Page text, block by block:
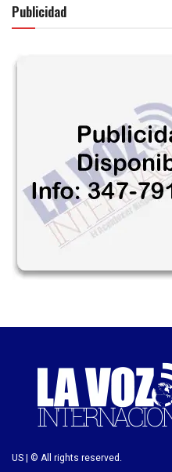
Publicidad
US | © All rights reserved.